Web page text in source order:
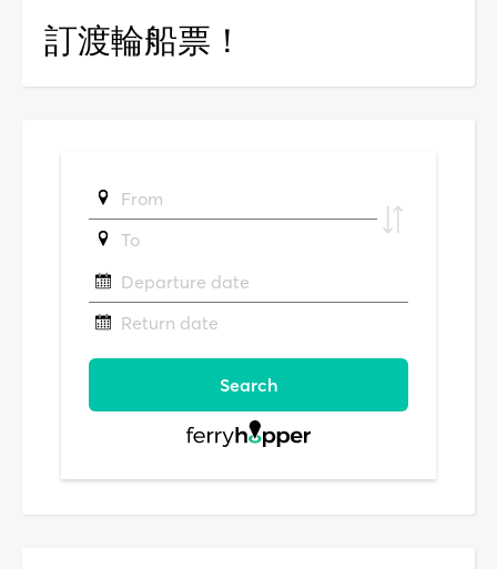
訂渡輪船票！